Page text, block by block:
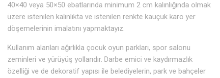
40×40 veya 50×50 ebatlarında minimum 2 cm kalınlığında olmak
üzere istenilen kalınlıkta ve istenilen renkte kauçuk karo yer
döşemelerinin imalatını yapmaktayız.
Kullanım alanları ağırlıkla çocuk oyun parkları, spor salonu
zeminleri ve yürüyüş yollarıdır. Darbe emici ve kaydırmazlık
özelliği ve de dekoratif yapısı ile belediyelerin, park ve bahçeler